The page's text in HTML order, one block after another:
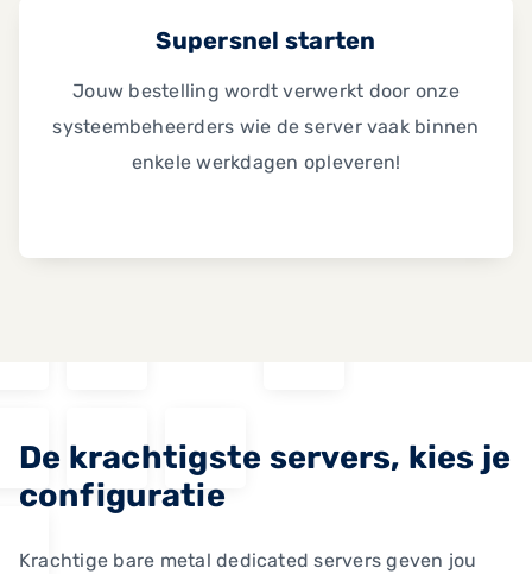
Supersnel starten
Jouw bestelling wordt verwerkt door onze
systeembeheerders wie de server vaak binnen
enkele werkdagen opleveren!
De krachtigste servers, kies je
configuratie
Krachtige bare metal dedicated servers geven jou